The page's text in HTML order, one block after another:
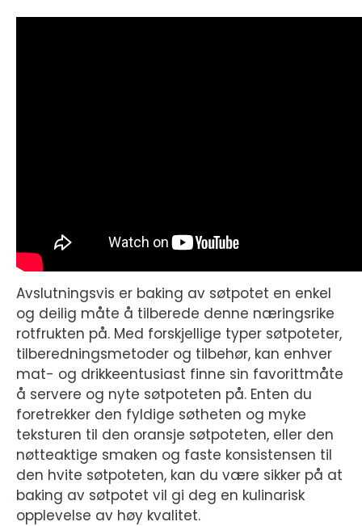
Avslutningsvis er baking av søtpotet en enkel
og deilig måte å tilberede denne næringsrike
rotfrukten på. Med forskjellige typer søtpoteter,
tilberedningsmetoder og tilbehør, kan enhver
mat- og drikkeentusiast finne sin favorittmåte
å servere og nyte søtpoteten på. Enten du
foretrekker den fyldige søtheten og myke
teksturen til den oransje søtpoteten, eller den
nøtteaktige smaken og faste konsistensen til
den hvite søtpoteten, kan du være sikker på at
baking av søtpotet vil gi deg en kulinarisk
opplevelse av høy kvalitet.